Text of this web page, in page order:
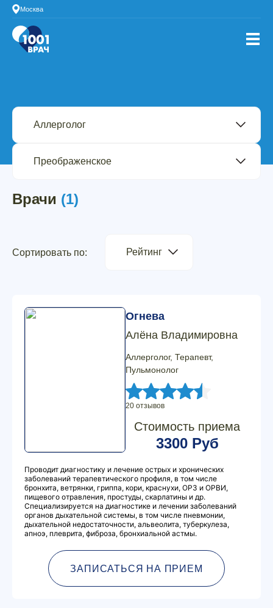
Москва
Врачи (1)
Сортировать по: Рейтинг
Огнева
Алёна Владимировна
Аллерголог, Терапевт,
Пульмонолог
20 отзывов
Стоимость приема
3300 Руб
Проводит диагностику и лечение острых и хронических
заболеваний терапевтического профиля, в том числе
бронхита, ветрянки, гриппа, кори, краснухи, ОРЗ и ОРВИ,
пищевого отравления, простуды, скарлатины и др.
Специализируется на диагностике и лечении заболеваний
органов дыхательной системы, в том числе пневмонии,
дыхательной недостаточности, альвеолита, туберкулеза,
апноэ, плеврита, фиброза, бронхиальной астмы.
ЗАПИСАТЬСЯ НА ПРИЕМ